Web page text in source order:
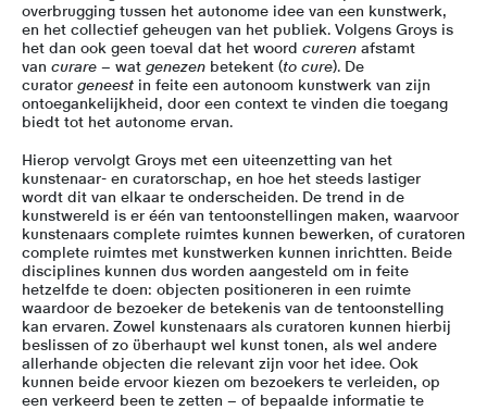
overbrugging tussen het autonome idee van een kunstwerk,
en het collectief geheugen van het publiek. Volgens Groys is
het dan ook geen toeval dat het woord cureren afstamt
van curare – wat genezen betekent (to cure). De
curator geneest in feite een autonoom kunstwerk van zijn
ontoegankelijkheid, door een context te vinden die toegang
biedt tot het autonome ervan.
Hierop vervolgt Groys met een uiteenzetting van het
kunstenaar- en curatorschap, en hoe het steeds lastiger
wordt dit van elkaar te onderscheiden. De trend in de
kunstwereld is er één van tentoonstellingen maken, waarvoor
kunstenaars complete ruimtes kunnen bewerken, of curatoren
complete ruimtes met kunstwerken kunnen inrichtten. Beide
disciplines kunnen dus worden aangesteld om in feite
hetzelfde te doen: objecten positioneren in een ruimte
waardoor de bezoeker de betekenis van de tentoonstelling
kan ervaren. Zowel kunstenaars als curatoren kunnen hierbij
beslissen of zo überhaupt wel kunst tonen, als wel andere
allerhande objecten die relevant zijn voor het idee. Ook
kunnen beide ervoor kiezen om bezoekers te verleiden, op
een verkeerd been te zetten – of bepaalde informatie te